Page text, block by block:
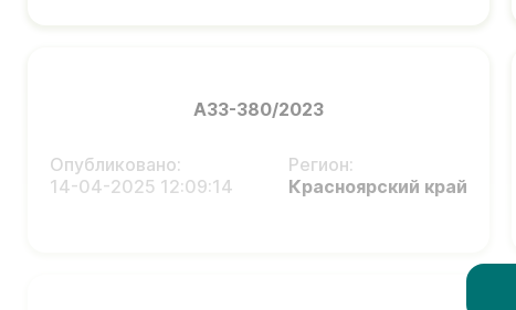
А33-380/2023
Опубликовано:
14-04-2025 12:09:14
Регион:
Красноярский край